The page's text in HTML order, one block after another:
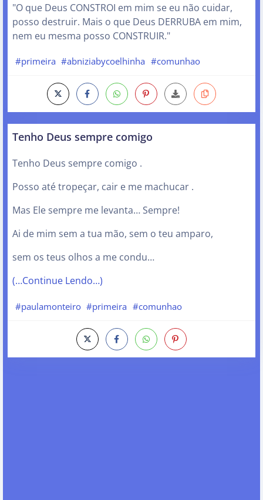
"O que Deus CONSTROI em mim se eu não cuidar,
posso destruir. Mais o que Deus DERRUBA em mim,
nem eu mesma posso CONSTRUIR."
#primeira #abniziabycoelhinha #comunhao
Tenho Deus sempre comigo
Tenho Deus sempre comigo .
Posso até tropeçar, cair e me machucar .
Mas Ele sempre me levanta… Sempre!
Ai de mim sem a tua mão, sem o teu amparo,
sem os teus olhos a me condu…
(…Continue Lendo…)
#paulamonteiro #primeira #comunhao